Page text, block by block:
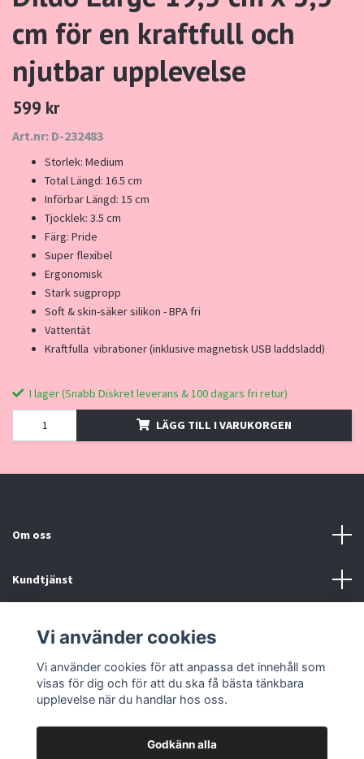
cm för en kraftfull och
njutbar upplevelse
599 kr
Art.nr: D-232483
Storlek: Medium
Total Längd: 16.5 cm
Införbar Längd: 15 cm
Tjocklek: 3.5 cm
Färg: Pride
Super flexibel
Ergonomisk
Stark sugpropp
Soft & skin-säker silikon - BPA fri
Vattentät
Kraftfulla vibrationer (inklusive magnetisk USB laddsladd)
I lager (Snabb Diskret leverans & 100 dagars fri retur)
LÄGG TILL I VARUKORGEN
Om oss
Kundtjänst
Sociala medier
Vi använder cookies
Vi använder cookies för att anpassa det innehåll som
visas för dig och för att du ska få bästa tänkbara
upplevelse när du handlar hos oss.
Godkänn alla